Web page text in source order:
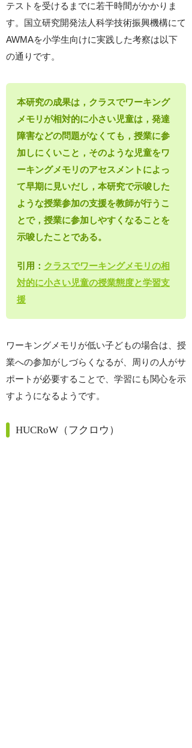
テストを受けるまでに若干時間がかかりま
す。国立研究開発法人科学技術振興機構にて
AWMAを小学生向けに実践した考察は以下
の通りです。
本研究の成果は，クラスでワーキング
メモリが相対的に小さい児童は，発達
障害などの問題がなくても，授業に参
加しにくいこと，そのような児童をワ
ーキングメモリのアセスメントによっ
て早期に見いだし，本研究で示唆した
ような授業参加の支援を教師が行うこ
とで，授業に参加しやすくなることを
示唆したことである。
引用： クラスでワーキングメモリの相
対的に小さい児童の授業態度と学習支
援
ワーキングメモリが低い子どもの場合は、授
業への参加がしづらくなるが、周りの人がサ
ポートが必要することで、学習にも関心を示
すようになるようです。
HUCRoW（フクロウ）